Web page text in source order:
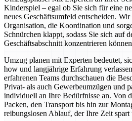
Kinderspiel – egal ob Sie sich für eine
neues Geschäftsumfeld entscheiden.
Organisation, die Koordination und
Schnürchen klappt, sodass Sie sich auf
Geschäftsabschnitt konzentrieren
Umzug planen mit Experten bedeutet,
how und langjährige Erfahrung
erfahrenen Teams durchschauen die
Privat- als auch Gewerbeumzügen und
individuell an Ihre Bedürfnisse an. Von
Packen, den Transport bis hin zur
reibungslosen Ablauf, der Ihre Zeit spart